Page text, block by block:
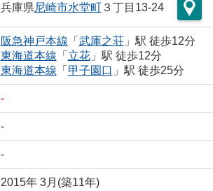
兵庫県尼崎市水堂町３丁目13-24
阪急神戸本線 「 武庫之荘」駅 徒歩12分
東海道本線 「 立花」駅 徒歩12分
東海道本線 「 甲子園口 」駅 徒歩25分
-
-
-
2015年 3月(築11年)